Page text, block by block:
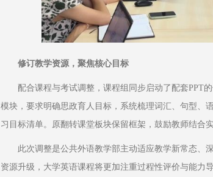
修订教学资源，聚焦核心目标
配合课程与考试调整，课程组同步启动了配套PPT
模块，要求明确思政育人目标，系统梳理词汇、句型、
习目标清单。原翻转课堂板块保留框架，鼓励教师结合
此次调整是公共外语教学部主动适应教学新常态、
资源升级，大学英语课程将更加注重过程性评价与能力